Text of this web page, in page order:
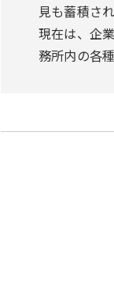
見も蓄積さ
現在は、企
務所内の各